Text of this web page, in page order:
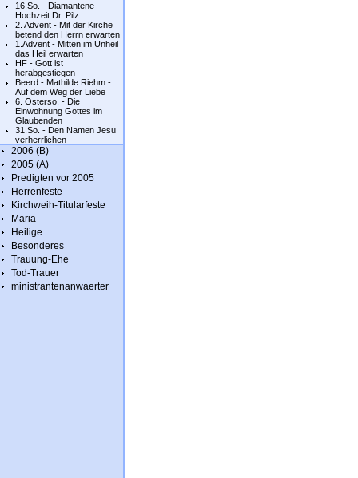
16.So. - Diamantene
Hochzeit Dr. Pilz
2. Advent - Mit der Kirche
betend den Herrn erwarten
1.Advent - Mitten im Unheil
das Heil erwarten
HF - Gott ist
herabgestiegen
Beerd - Mathilde Riehm -
Auf dem Weg der Liebe
6. Osterso. - Die
Einwohnung Gottes im
Glaubenden
31.So. - Den Namen Jesu
verherrlichen
2006 (B)
2005 (A)
Predigten vor 2005
Herrenfeste
Kirchweih-Titularfeste
Maria
Heilige
Besonderes
Trauung-Ehe
Tod-Trauer
ministrantenanwaerter